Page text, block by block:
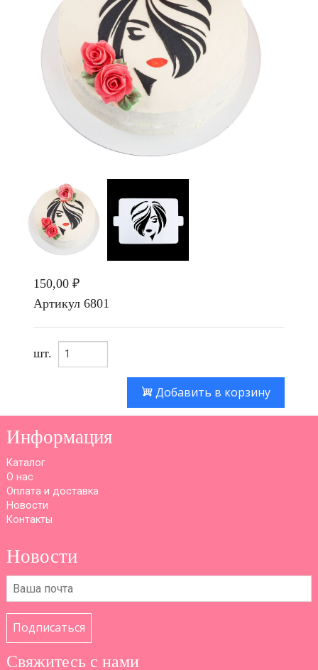
150,00 ₽
Артикул 6801
шт.
Добавить в корзину
Информация
Каталог
О нас
Оплата и доставка
Новости
Контакты
Новости
Подписаться
Свяжитесь с нами